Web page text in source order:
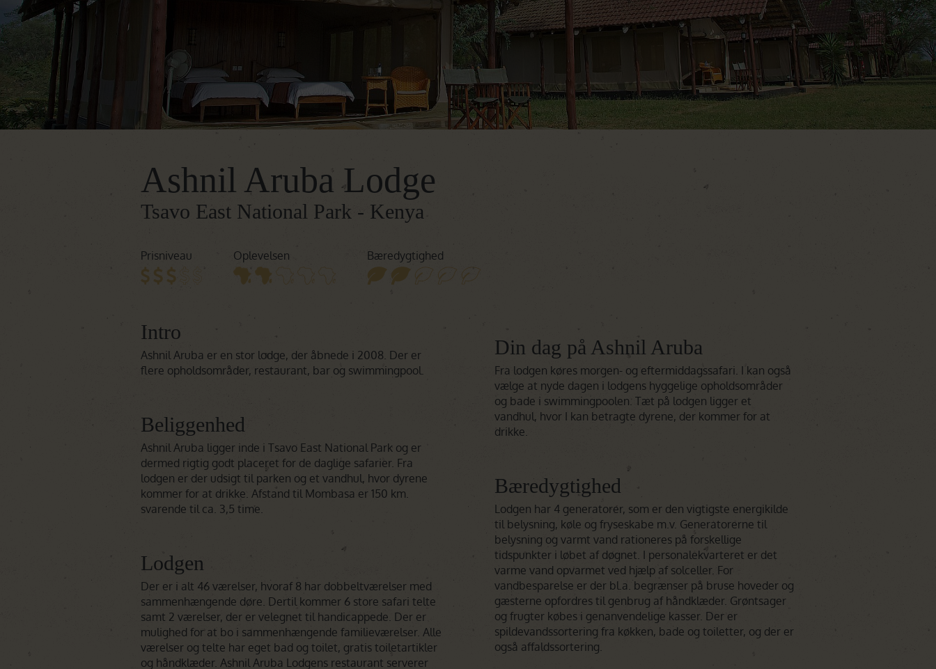
Oplev Namibia
Rejser til Namibia
Det Indiske Ocean
Ashnil Aruba Lodge
Tsavo East National Park - Kenya
Prisniveau Oplevelsen Bæredygtighed
Intro
Ashnil Aruba er en stor lodge, der åbnede i 2008. Der er
flere opholdsområder, restaurant, bar og swimmingpool.
Beliggenhed
Ashnil Aruba ligger inde i Tsavo East National Park og er
dermed rigtig godt placeret for de daglige safarier. Fra
lodgen er der udsigt til parken og et vandhul, hvor dyrene
kommer for at drikke. Afstand til Mombasa er 150 km.
svarende til ca. 3,5 time.
Lodgen
Der er i alt 46 værelser, hvoraf 8 har dobbeltværelser med
sammenhængende døre. Dertil kommer 6 store safari telte
samt 2 værelser, der er velegnet til handicappede. Der er
mulighed for at bo i sammenhængende familieværelser. Alle
værelser og telte har eget bad og toilet, gratis toiletartikler
og håndklæder. Ashnil Aruba Lodgens restaurant serverer
Din dag på Ashnil Aruba
Fra lodgen køres morgen- og eftermiddagssafari. I kan også
vælge at nyde dagen i lodgens hyggelige opholdsområder
og bade i swimmingpoolen. Tæt på lodgen ligger et
vandhul, hvor I kan betragte dyrene, der kommer for at
drikke.
Bæredygtighed
Lodgen har 4 generatorer, som er den vigtigste energikilde
til belysning, køle og fryseskabe m.v. Generatorerne til
belysning og varmt vand rationeres på forskellige
tidspunkter i løbet af døgnet. I personalekvarteret er det
varme vand opvarmet ved hjælp af solceller. For
vandbesparelse er der bl.a. begrænser på bruse hoveder og
gæsterne opfordres til genbrug af håndklæder. Grøntsager
og frugter købes i genanvendelige kasser. Der er
spildevandssortering fra køkken, bade og toiletter, og der er
også affaldssortering.